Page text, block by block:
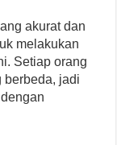
akurat dan
melakukan
Setiap orang
berbeda, jadi